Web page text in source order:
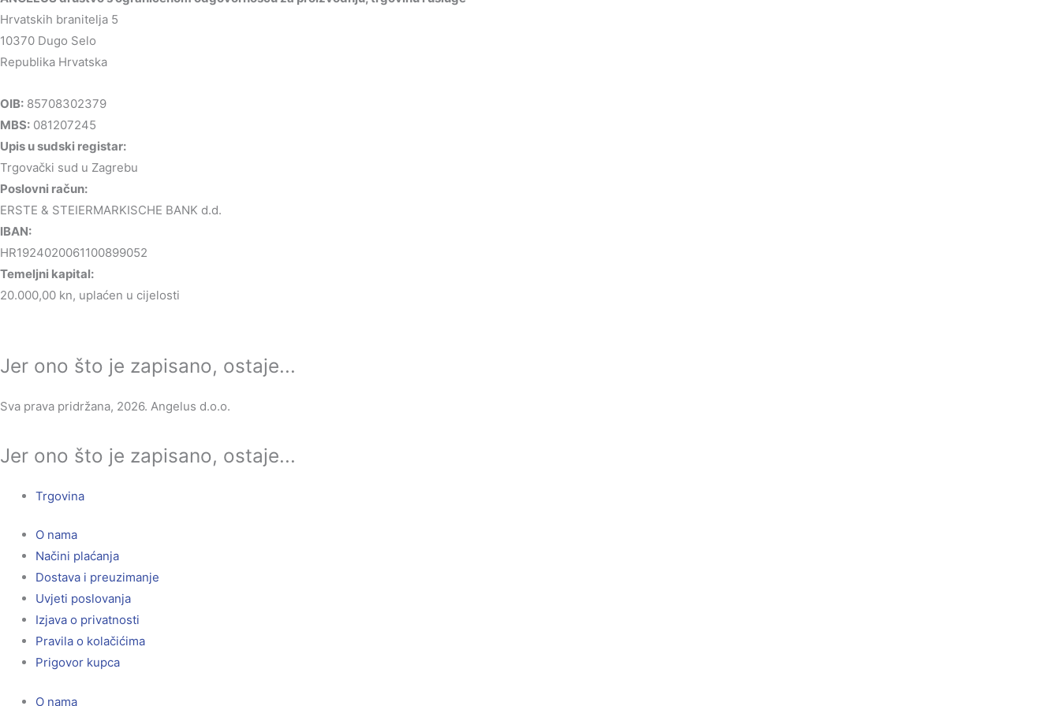
Hrvatskih branitelja 5
10370 Dugo Selo
Republika Hrvatska
OIB: 85708302379
MBS: 081207245
Upis u sudski registar:
Trgovački sud u Zagrebu
Poslovni račun:
ERSTE & STEIERMARKISCHE BANK d.d.
IBAN:
HR1924020061100899052
Temeljni kapital:
20.000,00 kn, uplaćen u cijelosti
Jer ono što je zapisano, ostaje...
Sva prava pridržana, 2026. Angelus d.o.o.
Jer ono što je zapisano, ostaje...
Trgovina
O nama
Načini plaćanja
Dostava i preuzimanje
Uvjeti poslovanja
Izjava o privatnosti
Pravila o kolačićima
Prigovor kupca
O nama